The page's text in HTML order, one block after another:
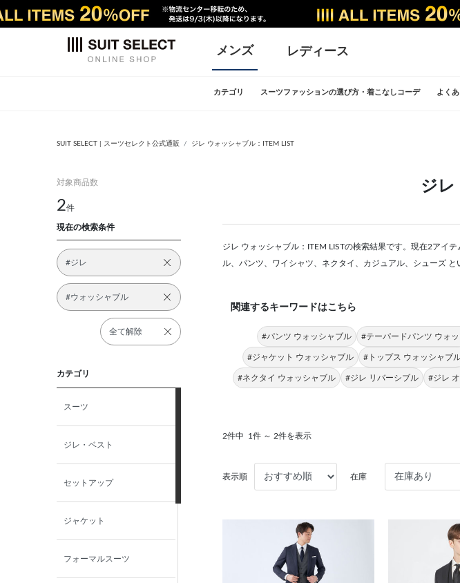
メンズ レディース
カテゴリ スーツファッションの選び方・着こなしコーデ よく
SUIT SELECT | スーツセレクト公式通販 ジレ ウォッシャブル：ITEM LIST
対象商品数
2件
現在の検索条件
#ジレ
#ウォッシャブル
全て解除
カテゴリ
スーツ
ジレ・ベスト
セットアップ
ジャケット
フォーマルスーツ
ジレ
ジレ ウォッシャブル：ITEM LISTの検索結果です。現在2アイ
ル、パンツ、ワイシャツ、ネクタイ、カジュアル、シューズ と
関連するキーワードはこちら
#パンツ ウォッシャブル #テーパードパンツ ウォ
#ジャケット ウォッシャブル #トップス ウォッシャブ
#ネクタイ ウォッシャブル #ジレ リバーシブル #ジレ
2件中 1件 ～ 2件を表示
表示順 在庫